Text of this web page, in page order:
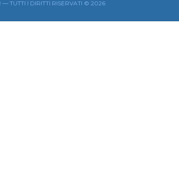
TUTTI I DIRITTI RISERVATI © 2026